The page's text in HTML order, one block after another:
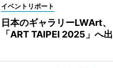
イベントリポート
日本のギャラリーLWArt
「ART TAIPEI 2025」へ